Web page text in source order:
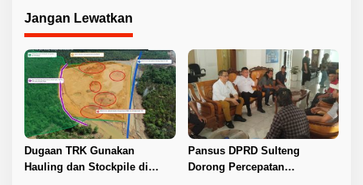
Jangan Lewatkan
Dugaan TRK Gunakan
Hauling dan Stockpile di
Pansus DPRD Sulteng
Dorong Percepatan